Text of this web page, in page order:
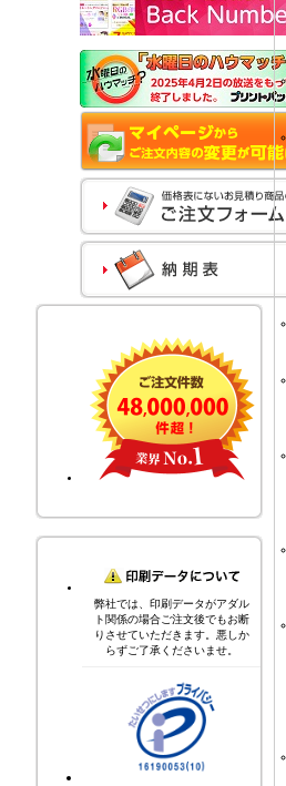
弊社では、印刷データがアダル
ト関係の場合ご注文後でもお断
りさせていただきます。悪しか
らずご了承くださいませ。